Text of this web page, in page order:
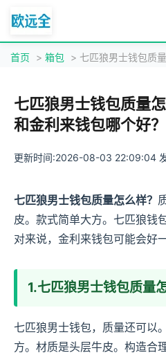
首页 > 箱包 > 七匹狼男士钱包质量怎么
七匹狼男士钱包质量
和金利来钱包哪个好？
更新时间:2026-08-03 22:09:04
七匹狼男士钱包质量怎么样？
皮。款式简单大方。七匹狼钱
对来说，金利来钱包可能会好一
1.七匹狼男士钱包质量
七匹狼男士钱包，质量还可以
方。材质是头层牛皮。构造合